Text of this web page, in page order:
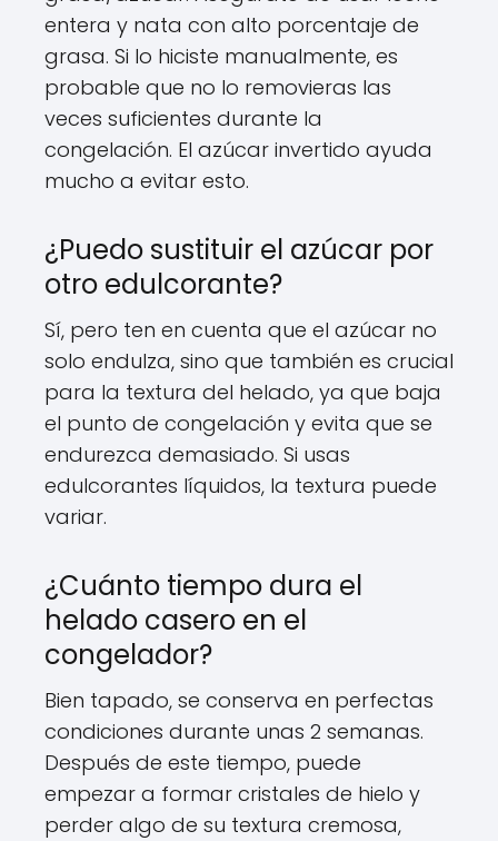
entera y nata con alto porcentaje de
grasa. Si lo hiciste manualmente, es
probable que no lo removieras las
veces suficientes durante la
congelación. El azúcar invertido ayuda
mucho a evitar esto.
¿Puedo sustituir el azúcar por
otro edulcorante?
Sí, pero ten en cuenta que el azúcar no
solo endulza, sino que también es crucial
para la textura del helado, ya que baja
el punto de congelación y evita que se
endurezca demasiado. Si usas
edulcorantes líquidos, la textura puede
variar.
¿Cuánto tiempo dura el
helado casero en el
congelador?
Bien tapado, se conserva en perfectas
condiciones durante unas 2 semanas.
Después de este tiempo, puede
empezar a formar cristales de hielo y
perder algo de su textura cremosa,